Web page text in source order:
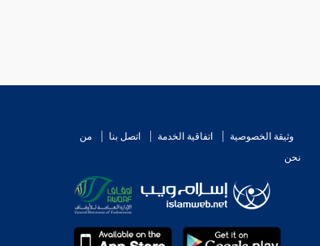
وثيقة الخصوصية اتفاقية الخدمة اتصل بنا
من
نحن